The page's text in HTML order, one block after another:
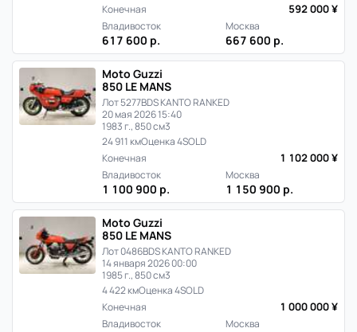
продаж
в
Японии
Конечная
592 000 ¥
Владивосток
617 600 р.
Москва
667 600 р.
Moto Guzzi
850 LE MANS
Лот 5277BDS KANTO RANKED
20 мая 2026 15:40
1983 г., 850 см3
24 911 кмОценка 4SOLD
Конечная
1 102 000 ¥
Владивосток
1 100 900 р.
Москва
1 150 900 р.
Moto Guzzi
850 LE MANS
Лот 0486BDS KANTO RANKED
14 января 2026 00:00
1985 г., 850 см3
4 422 кмОценка 4SOLD
Конечная
1 000 000 ¥
Владивосток Москва